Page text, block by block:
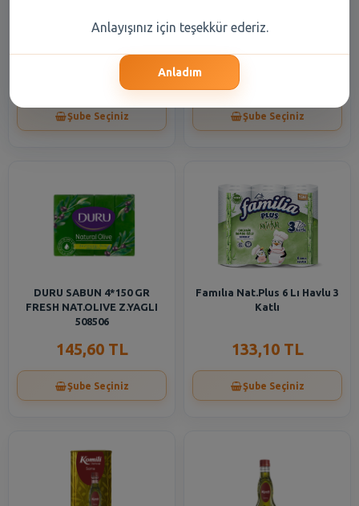
Komılı Y.Zeytınyağı
Nat.şızma Yumuşak Pet 1 Lt
472,80 TL
Şube Seçiniz
Komili Y.Zeytinyaği
Nat.Sizma Meyvemsi Pet 2 Lt
887,90 TL
Şube Seçiniz
DURU SABUN 4*150 GR
FRESH NAT.OLIVE Z.YAGLI
508506
145,60 TL
Şube Seçiniz
Famılıa Nat.Plus 6 Lı Havlu 3
Katlı
133,10 TL
Şube Seçiniz
Anlayışınız için teşekkür ederiz.
Anladım